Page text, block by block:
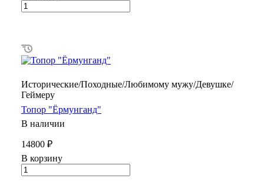
Исторические/Походные/Любимому мужу/Девушке/
Геймеру
Топор "Ёрмунганд"
В наличии
14800 ₽
В корзину